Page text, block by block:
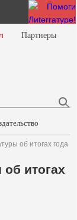
Партнеры
об итогах года
итогах